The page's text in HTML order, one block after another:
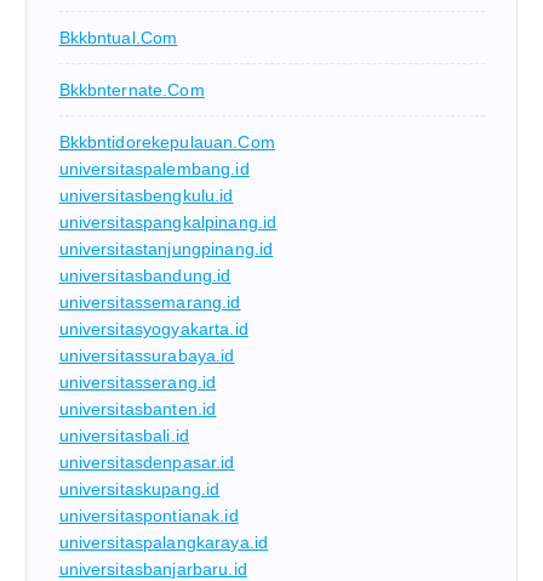
Bkkbntual.com
Bkkbnternate.com
Bkkbntidorekepulauan.com
universitaspalembang.id
universitasbengkulu.id
universitaspangkalpinang.id
universitastanjungpinang.id
universitasbandung.id
universitassemarang.id
universitasyogyakarta.id
universitassurabaya.id
universitasserang.id
universitasbanten.id
universitasbali.id
universitasdenpasar.id
universitaskupang.id
universitaspontianak.id
universitaspalangkaraya.id
universitasbanjarbaru.id